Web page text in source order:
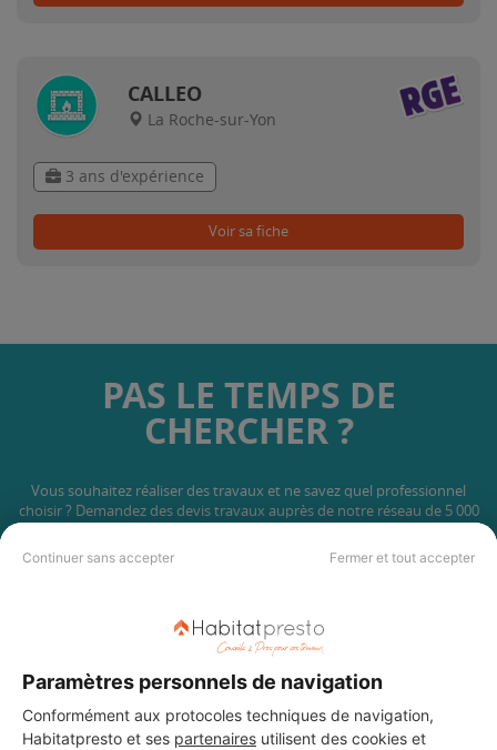
Continuer sans accepter Fermer et tout accepter
Paramètres personnels de navigation
Conformément aux protocoles techniques de navigation,
Habitatpresto et ses partenaires utilisent des cookies et
CALLEO
La Roche-sur-Yon
3 ans d'expérience
Voir sa fiche
PAS LE TEMPS DE
CHERCHER ?
Vous souhaitez réaliser des travaux et ne savez quel professionnel
choisir ? Demandez des devis travaux auprès de notre réseau de 5 000
DEMANDER UN DEVIS